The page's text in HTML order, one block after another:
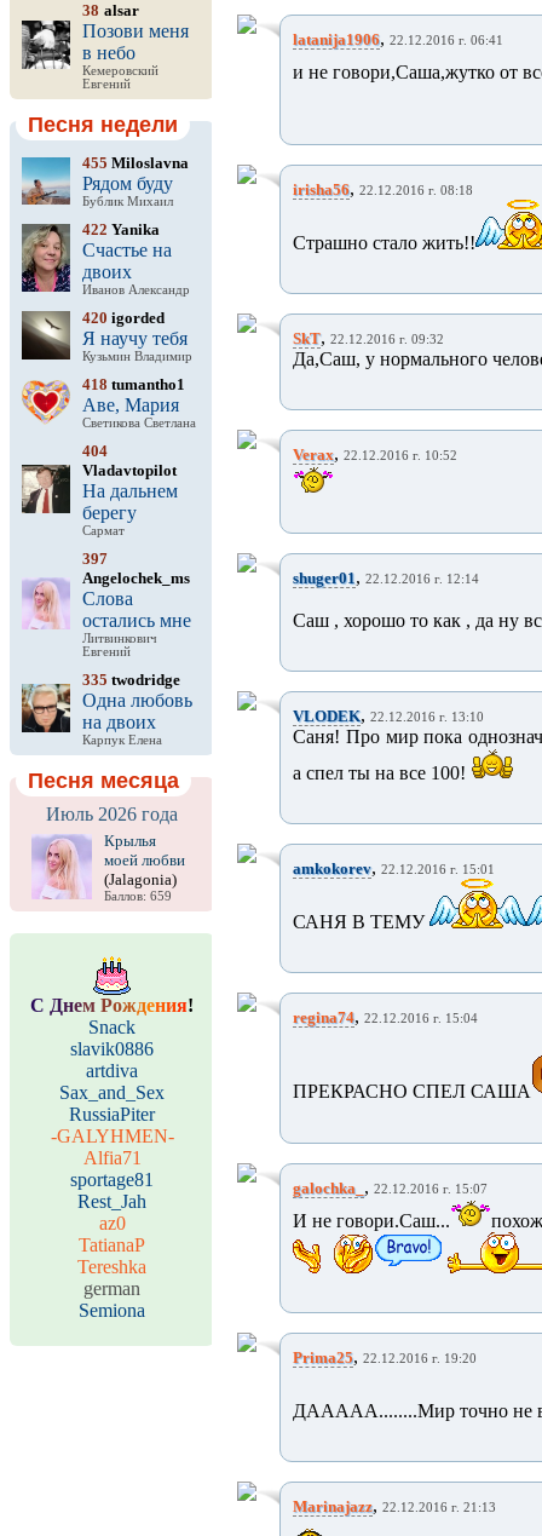
38 alsar
Позови меня
в небо
Кемеровский
Евгений
Песня недели
455 Miloslavna
Рядом буду
Бублик Михаил
422 Yanika
Счастье на
двоих
Иванов Александр
420 igorded
Я научу тебя
Кузьмин Владимир
418 tumantho1
Аве, Мария
Светикова Светлана
404
Vladavtopilot
На дальнем
берегу
Сармат
397
Angelochek_ms
Слова
остались мне
Литвинкович
Евгений
335 twodridge
Одна любовь
на двоих
Карпук Елена
Песня месяца
Июль 2026 года
Крылья
моей любви
(Jalagonia)
Баллов: 659
С Днем Рождения!
Snack
slavik0886
artdiva
Sax_and_Sex
RussiaPiter
-GALYHMEN-
Alfia71
sportage81
Rest_Jah
az0
TatianaP
Tereshka
german
Semiona
latanija1906, 22.12.2016 г. 06:41
и не говори,Саша,жутко от
irisha56, 22.12.2016 г. 08:18
Страшно стало жить!!
SkT, 22.12.2016 г. 09:32
Да,Саш, у нормального
Verax, 22.12.2016 г. 10:52
shuger01, 22.12.2016 г. 12:14
Саш , хорошо то как , да ну
VLODEK, 22.12.2016 г. 13:10
Саня! Про мир пока
а спел ты на все 100!
amkokorev, 22.12.2016 г. 15:01
САНЯ В ТЕМУ
regina74, 22.12.2016 г. 15:04
ПРЕКРАСНО СПЕЛ САША
galochka_ , 22.12.2016 г. 15:07
И не говори.Саш...
Prima25, 22.12.2016 г. 19:20
ДААААА........Мир точно не
Marinajazz, 22.12.2016 г. 21:13